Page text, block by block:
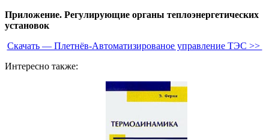
Приложение. Регулирующие органы теплоэнергетических
установок
Скачать — Плетнёв-Автоматизированое управление ТЭС >>
Интересно также: